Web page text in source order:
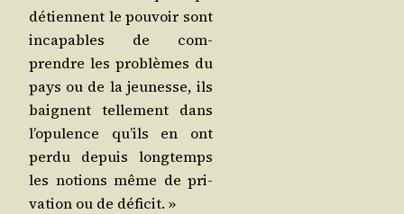
détiennent le pou­voir sont
inca­pables de com­
prendre les pro­blèmes du
pays ou de la jeu­nesse, ils
baignent tel­le­ment dans
l’o­pu­lence qu’ils en ont
per­du depuis long­temps
les notions même de pri­
va­tion ou de déficit. »